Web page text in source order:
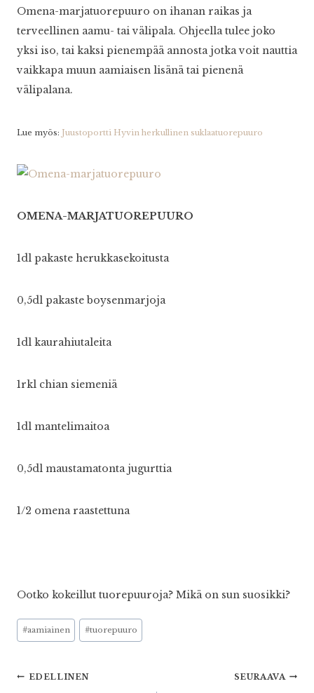
Omena-marjatuorepuuro on ihanan raikas ja
terveellinen aamu- tai välipala. Ohjeella tulee joko
yksi iso, tai kaksi pienempää annosta jotka voit nauttia
vaikkapa muun aamiaisen lisänä tai pienenä
välipalana.
Lue myös: Juustoportti Hyvin herkullinen suklaatuorepuuro
OMENA-MARJATUOREPUURO
1dl pakaste herukkasekoitusta
0,5dl pakaste boysenmarjoja
1dl kaurahiutaleita
1rkl chian siemeniä
1dl mantelimaitoa
0,5dl maustamatonta jugurttia
1/2 omena raastettuna
Ootko kokeillut tuorepuuroja? Mikä on sun suosikki?
Avainsanat:
#aamiainen #tuorepuuro
Artikkelien
EDELLINEN SEURAAVA